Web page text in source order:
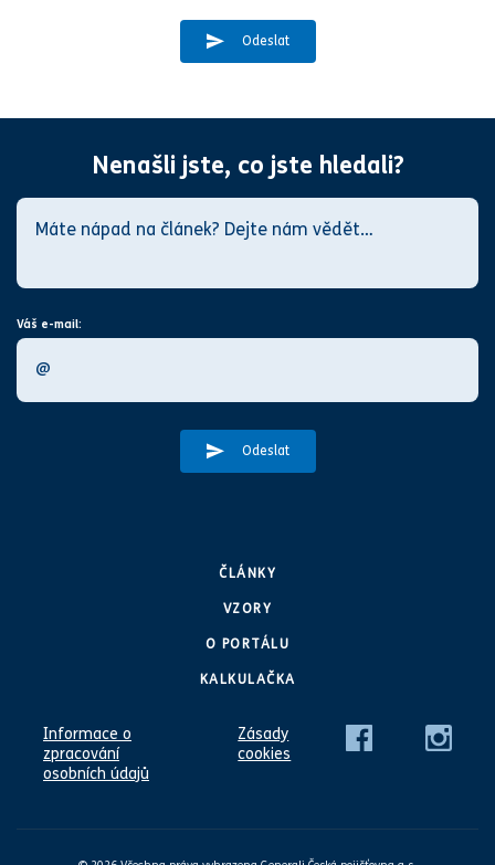
Odeslat
Nenašli jste, co jste hledali?
Váš e-mail:
Odeslat
ČLÁNKY
VZORY
O PORTÁLU
KALKULAČKA
Informace o
zpracování
osobních údajů
Zásady
cookies